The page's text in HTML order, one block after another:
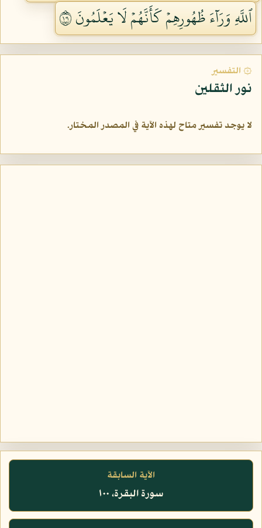
ٱللَّهِ وَرَآءَ ظُهُورِهِمۡ كَأَنَّهُمۡ لَا يَعۡلَمُونَ ١٠١
۞ التفسير
نور الثقلين
لا يوجد تفسير متاح لهذه الآية في المصدر المختار.
الآية السابقة
سورة البقرة، ١٠٠